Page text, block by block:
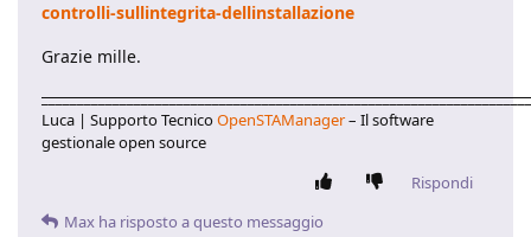
controlli-sullintegrita-dellinstallazione
Grazie mille.
Luca | Supporto TecnicoOpenSTAManager– Il software
gestionale open source
Rispondi
Max ha risposto a questo messaggio